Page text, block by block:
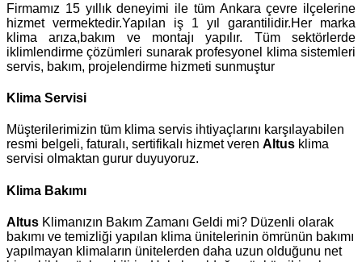
Firmamız 15 yıllık deneyimi ile tüm Ankara çevre ilçelerine
hizmet vermektedir.Yapılan iş 1 yıl garantilidir.Her marka
klima arıza,bakım ve montajı yapılır. Tüm sektörlerde
iklimlendirme çözümleri sunarak profesyonel klima sistemleri
servis, bakım, projelendirme hizmeti sunmuştur
Klima Servisi
Müşterilerimizin tüm klima servis ihtiyaçlarını karşılayabilen
resmi belgeli, faturalı, sertifikalı hizmet veren Altus klima
servisi olmaktan gurur duyuyoruz.
Klima Bakımı
Altus Klimanızın Bakım Zamanı Geldi mi? Düzenli olarak
bakımı ve temizliği yapılan klima ünitelerinin ömrünün bakımı
yapılmayan klimaların ünitelerden daha uzun olduğunu net